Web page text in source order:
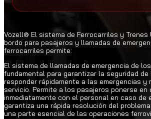
Vozell®️ El sistema de Ferrocarriles y Trenes
bordo para pasajeros y llamadas de
ferrocarriles permite:
El sistema de llamadas de emergencia de
fundamental para garantizar la seguridad de
responder rápidamente a las emergencias y
servicio. Permite a los pasajeros ponerse
inmediatamente con el personal en caso de
garantiza una rápida resolución del
una parte esencial de las operaciones